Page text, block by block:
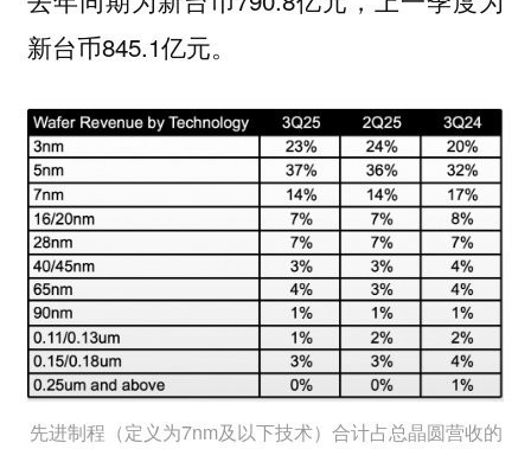
新台币845.1亿元。
先进制程（定义为7nm及以下技术）合计占总晶圆营收的